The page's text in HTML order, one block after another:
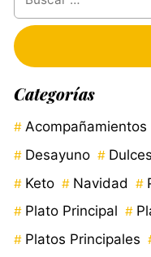
Categorías
Acompañamientos
Desayuno
Dulces
Keto
Navidad
Plato Principal
Platos Principales